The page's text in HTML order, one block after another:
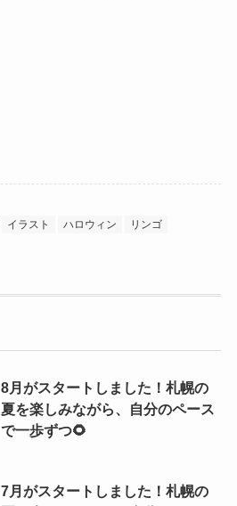
イラスト ハロウィン リンゴ
8月がスタートしました！札幌の
夏を楽しみながら、自分のペース
で一歩ずつ🌻
7月がスタートしました！札幌の